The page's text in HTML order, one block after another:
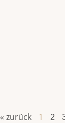
« zurück 1 2